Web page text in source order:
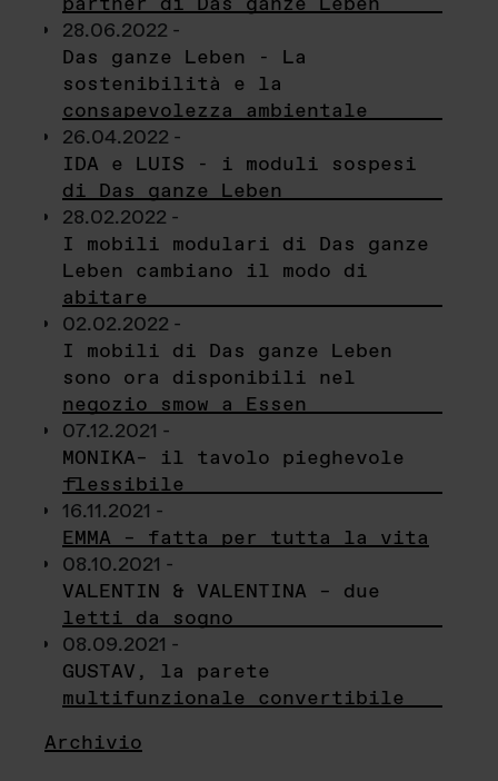
28.06.2022 -
Das ganze Leben - La
sostenibilità e la
consapevolezza ambientale
26.04.2022 -
IDA e LUIS - i moduli sospesi
di Das ganze Leben
28.02.2022 -
I mobili modulari di Das ganze
Leben cambiano il modo di
abitare
02.02.2022 -
I mobili di Das ganze Leben
sono ora disponibili nel
negozio smow a Essen
07.12.2021 -
MONIKA– il tavolo pieghevole
flessibile
16.11.2021 -
EMMA – fatta per tutta la vita
08.10.2021 -
VALENTIN & VALENTINA – due
letti da sogno
08.09.2021 -
GUSTAV, la parete
multifunzionale convertibile
Archivio